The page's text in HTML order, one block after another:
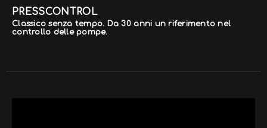
PRESSCONTROL
Classico senza tempo. Da 30 anni un riferimento nel
controllo delle pompe.